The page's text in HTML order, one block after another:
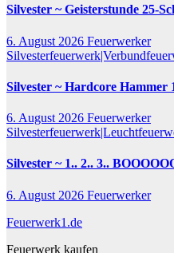
Silvester ~ Geisterstunde 25-
6. August 2026 Feuerwerker
Silvester ~ Hardcore Hammer
6. August 2026 Feuerwerker
Silvester ~ 1.. 2.. 3..
6. August 2026 Feuerwerker
Feuerwerk1.de
Feuerwerk kaufen